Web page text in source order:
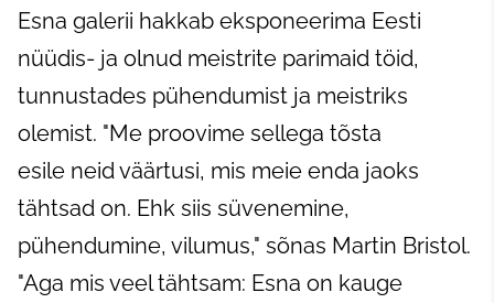
Esna galerii hakkab eksponeerima Eesti
nüüdis- ja olnud meistrite parimaid töid,
tunnustades pühendumist ja meistriks
olemist. "Me proovime sellega tõsta
esile neid väärtusi, mis meie enda jaoks
tähtsad on. Ehk siis süvenemine,
pühendumine, vilumus," sõnas Martin Bristol.
"Aga mis veel tähtsam: Esna on kauge